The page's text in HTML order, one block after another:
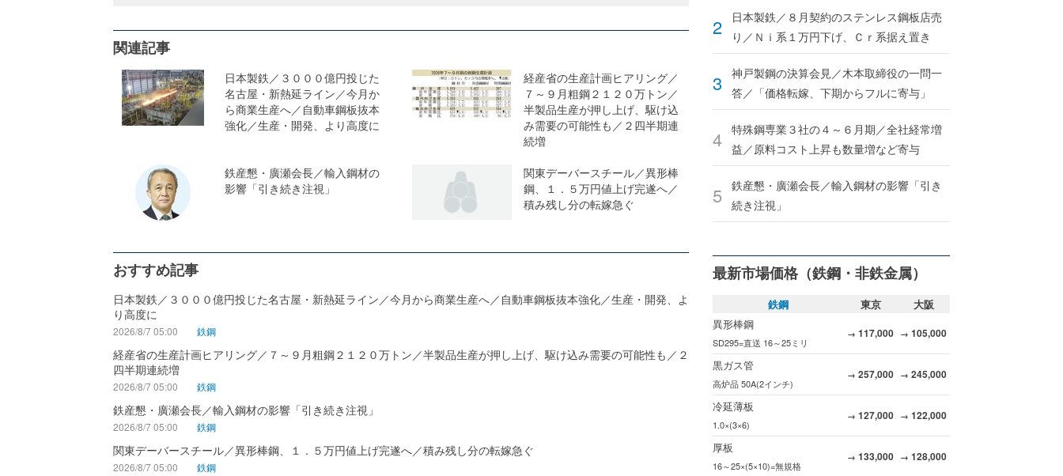
関連記事
日本製鉄／３０００億円投じた
名古屋・新熱延ライン／今月か
ら商業生産へ／自動車鋼板抜本
強化／生産・開発、より高度に
経産省の生産計画ヒアリング／
７～９月粗鋼２１２０万トン／
半製品生産が押し上げ、駆け込
み需要の可能性も／２四半期連
続増
鉄産懇・廣瀬会長／輸入鋼材の
影響「引き続き注視」
関東デーバースチール／異形棒
鋼、１．５万円値上げ完遂へ／
積み残し分の転嫁急ぐ
おすすめ記事
日本製鉄／３０００億円投じた名古屋・新熱延ライン／今月から商業生産へ／自動車鋼板抜本強化／生産・開発、よ
り高度に
2026/8/7 05:00 鉄鋼
経産省の生産計画ヒアリング／７～９月粗鋼２１２０万トン／半製品生産が押し上げ、駆け込み需要の可能性も／２
四半期連続増
2026/8/7 05:00 鉄鋼
鉄産懇・廣瀬会長／輸入鋼材の影響「引き続き注視」
2026/8/7 05:00 鉄鋼
関東デーバースチール／異形棒鋼、１．５万円値上げ完遂へ／積み残し分の転嫁急ぐ
2026/8/7 05:00 鉄鋼
日本製鉄／８月契約のステンレス鋼板店売
り／Ｎｉ系１万円下げ、Ｃｒ系据え置き
神戸製鋼の決算会見／木本取締役の一問一
答／「価格転嫁、下期からフルに寄与」
特殊鋼専業３社の４～６月期／全社経常増
益／原料コスト上昇も数量増など寄与
鉄産懇・廣瀬会長／輸入鋼材の影響「引き
続き注視」
最新市場価格（鉄鋼・非鉄金属）
鉄鋼 東京
大阪
異形棒鋼
SD295=直送 16～25ミリ
→ 117,000 → 105,000
黒ガス管
高炉品 50A(2インチ)
→ 257,000 → 245,000
冷延薄板
1.0×(3×6)
→ 127,000 → 122,000
厚板
16～25×(5×10)=無規格
→ 133,000 → 128,000